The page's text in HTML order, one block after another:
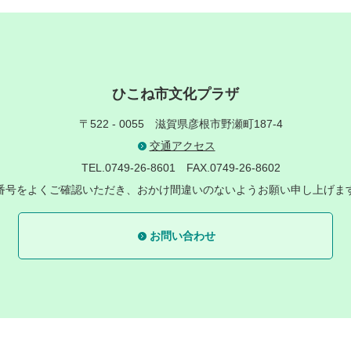
ひこね市文化プラザ
〒522 - 0055 滋賀県彦根市野瀬町187-4
交通アクセス
TEL.0749-26-8601 FAX.0749-26-8602
をよくご確認いただき、おかけ間違いのないようお願い申し上げま
お問い合わせ